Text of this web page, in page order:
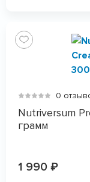
0
Nutriversum
грамм
1 990 ₽